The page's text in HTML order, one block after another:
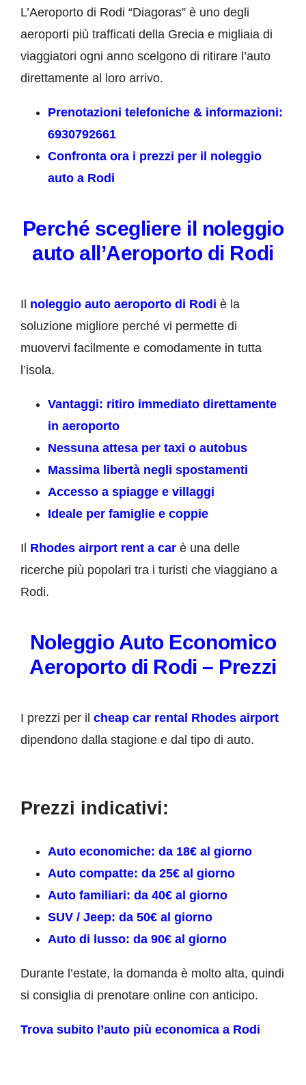
L’Aeroporto di Rodi “Diagoras” è uno degli
aeroporti più trafficati della Grecia e migliaia di
viaggiatori ogni anno scelgono di ritirare l’auto
direttamente al loro arrivo.
Prenotazioni telefoniche & informazioni:
6930792661
Confronta ora i prezzi per il noleggio
auto a Rodi
Perché scegliere il noleggio
auto all’Aeroporto di Rodi
Il noleggio auto aeroporto di Rodi è la
soluzione migliore perché vi permette di
muovervi facilmente e comodamente in tutta
l’isola.
Vantaggi: ritiro immediato direttamente
in aeroporto
Nessuna attesa per taxi o autobus
Massima libertà negli spostamenti
Accesso a spiagge e villaggi
Ideale per famiglie e coppie
Il Rhodes airport rent a carè una delle
ricerche più popolari tra i turisti che viaggiano a
Rodi.
Noleggio Auto Economico
Aeroporto di Rodi – Prezzi
I prezzi per il cheap car rental Rhodes airport
dipendono dalla stagione e dal tipo di auto.
Prezzi indicativi:
Auto economiche: da 18€ al giorno
Auto compatte: da 25€ al giorno
Auto familiari: da 40€ al giorno
SUV / Jeep: da 50€ al giorno
Auto di lusso: da 90€ al giorno
Durante l’estate, la domanda è molto alta, quindi
si consiglia di prenotare online con anticipo.
Trova subito l’auto più economica a Rodi